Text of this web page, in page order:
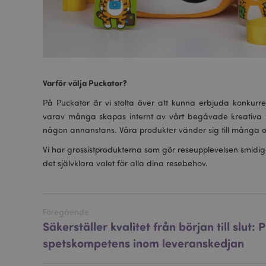
Varför välja Puckator?
På Puckator är vi stolta över att kunna erbjuda
varav många skapas internt av vårt begåvade
någon annanstans. Våra produkter vänder sig till
Vi har grossistprodukterna som gör reseupplevelsen
det självklara valet för alla dina resebehov.
Föregående
Säkerställer kvalitet från början till slut:
spetskompetens inom leveranskedjan
mage-messages
twk_idm_key